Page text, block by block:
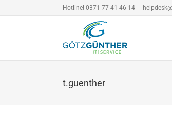
Inhalt
Hotline! 0371 77 41 46 14
t.guenther